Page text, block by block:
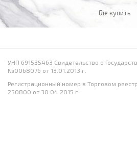
Где купить
УНП 691535463 Свидетельство о
№0068076 от 13.01.2013 г.
Регистрационный номер в Торговом
250800 от 30.04.2015 г.